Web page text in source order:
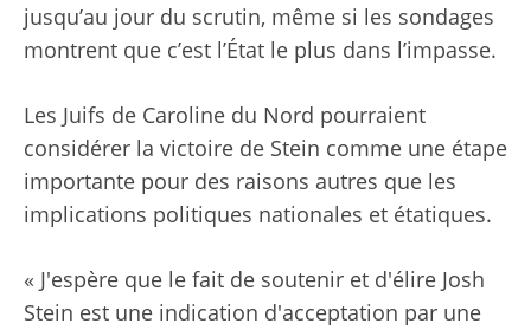
jusqu’au jour du scrutin, même si les sondages
montrent que c’est l’État le plus dans l’impasse.
Les Juifs de Caroline du Nord pourraient
considérer la victoire de Stein comme une étape
importante pour des raisons autres que les
implications politiques nationales et étatiques.
« J'espère que le fait de soutenir et d'élire Josh
Stein est une indication d'acceptation par une